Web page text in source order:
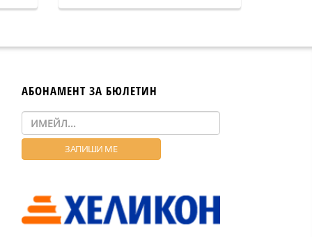
АБОНАМЕНТ ЗА БЮЛЕТИН